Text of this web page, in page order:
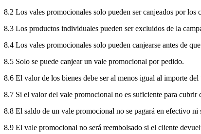
8.2 Los vales promocionales solo pueden ser canjeados por los
8.3 Los productos individuales pueden ser excluidos de la
8.4 Los vales promocionales solo pueden canjearse antes de
8.5 Solo se puede canjear un vale promocional por pedido.
8.6 El valor de los bienes debe ser al menos igual al importe
8.7 Si el valor del vale promocional no es suficiente para cubrir
8.8 El saldo de un vale promocional no se pagará en efectivo ni
8.9 El vale promocional no será reembolsado si el cliente